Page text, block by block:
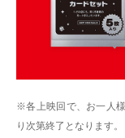
※各上映回で、お一人
り次第終了となります。